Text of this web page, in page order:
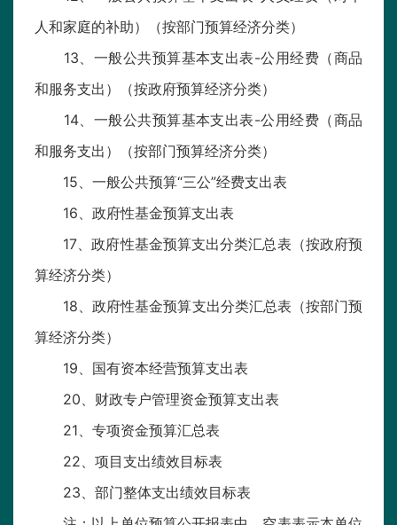
人和家庭的补助）（按部门预算经济分类）
13、一般公共预算基本支出表-公用经费（商品
和服务支出）（按政府预算经济分类）
14、一般公共预算基本支出表-公用经费（商品
和服务支出）（按部门预算经济分类）
15、一般公共预算“三公”经费支出表
16、政府性基金预算支出表
17、政府性基金预算支出分类汇总表（按政府预
算经济分类）
18、政府性基金预算支出分类汇总表（按部门预
算经济分类）
19、国有资本经营预算支出表
20、财政专户管理资金预算支出表
21、专项资金预算汇总表
22、项目支出绩效目标表
23、部门整体支出绩效目标表